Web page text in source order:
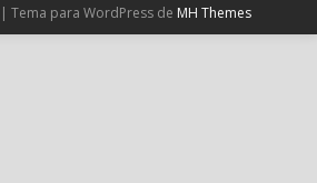
Cargar más
Tema para WordPress de MH Themes